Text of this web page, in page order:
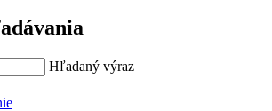
Hľadaný výraz